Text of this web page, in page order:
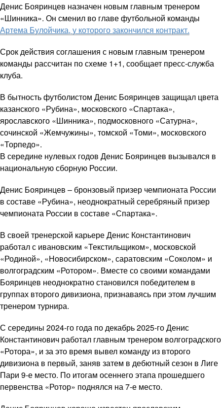
Денис Бояринцев назначен новым главным тренером
«Шинника». Он сменил во главе футбольной команды
Артема Булойчика, у которого закончился контракт.
Срок действия соглашения с новым главным тренером
команды рассчитан по схеме 1+1, сообщает пресс-служба
клуба.
В бытность футболистом Денис Бояринцев защищал цвета
казанского «Рубина», московского «Спартака»,
ярославского «Шинника», подмосковного «Сатурна»,
сочинской «Жемчужины», томской «Томи», московского
«Торпедо».
В середине нулевых годов Денис Бояринцев вызывался в
национальную сборную России.
Денис Бояринцев – бронзовый призер чемпионата России
в составе «Рубина», неоднократный серебряный призер
чемпионата России в составе «Спартака».
В своей тренерской карьере Денис Константинович
работал с ивановским «Текстильщиком», московской
«Родиной», «Новосибирском», саратовским «Соколом» и
волгоградским «Ротором». Вместе со своими командами
Бояринцев неоднократно становился победителем в
группах второго дивизиона, признаваясь при этом лучшим
тренером турнира.
С середины 2024-го года по декабрь 2025-го Денис
Константинович работал главным тренером волгоградского
«Ротора», и за это время вывел команду из второго
дивизиона в первый, заняв затем в дебютный сезон в Лиге
Пари 9-е место. По итогам осеннего этапа прошедшего
первенства «Ротор» поднялся на 7-е место.